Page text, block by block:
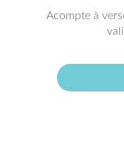
Acompte à